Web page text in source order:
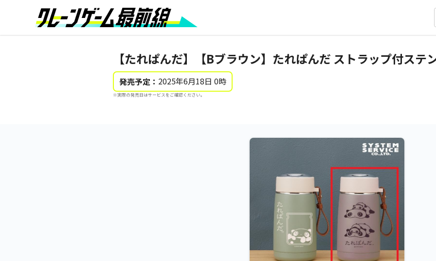
【たれぱんだ】【Bブラウン】たれぱんだ ストラップ付ステ
発売予定： 2025年6月18日 0時
※実際の発売日はサービスをご確認ください。